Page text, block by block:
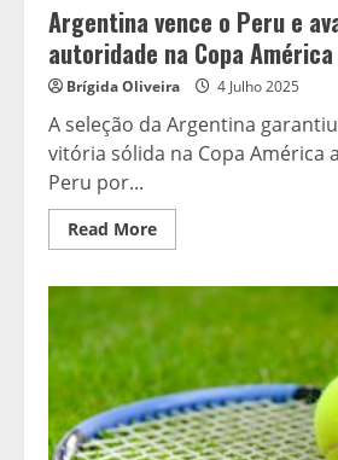
Argentina vence o Peru e
autoridade na Copa América
Brígida Oliveira 4 Julho 2025
A seleção da Argentina
vitória sólida na Copa América
Peru por...
Read MoreRead
more
Peru
e
avança
com
autoridade
na
Copa
América